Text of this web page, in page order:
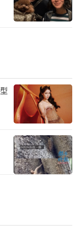
这种变化，才
在各自的道路
在前行，就很
，友情进入新
生着，就像他
不急不躁的成